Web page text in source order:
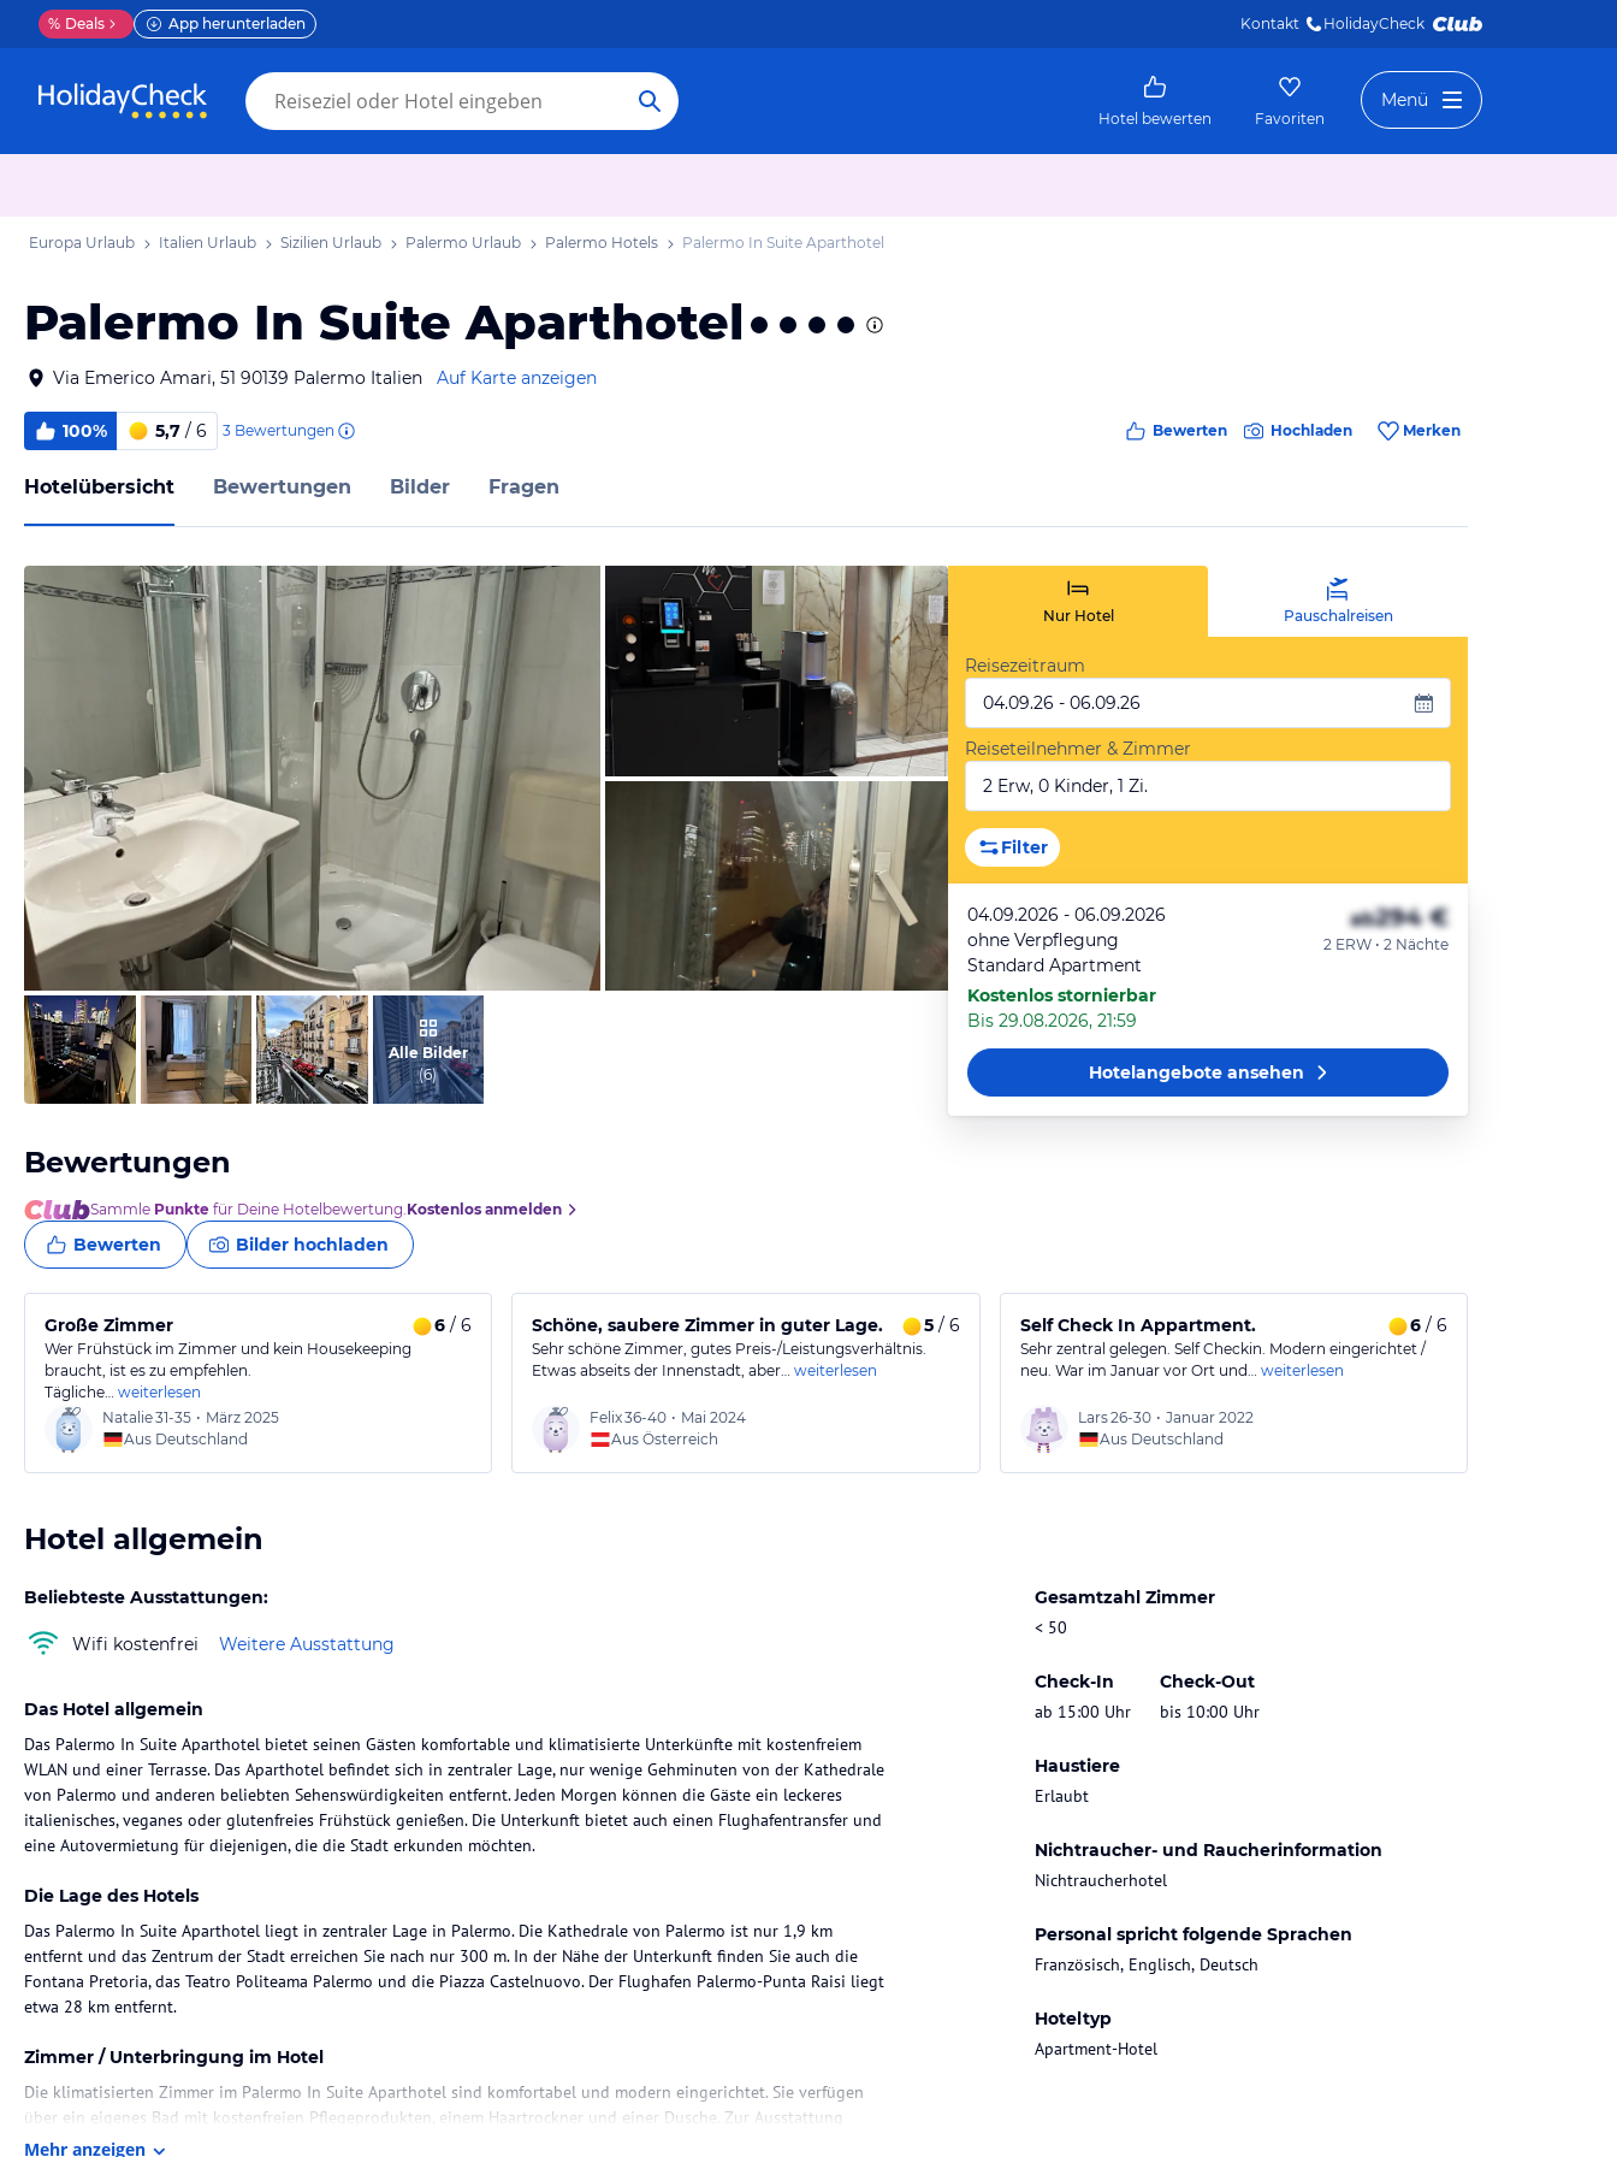
% Deals App herunterladen Kontakt HolidayCheck
Hotel bewerten Favoriten
Menü
Europa Urlaub Italien Urlaub Sizilien Urlaub Palermo Urlaub Palermo Hotels Palermo In Suite Aparthotel
Palermo In Suite Aparthotel
Via Emerico Amari, 51 90139 Palermo Italien Auf Karte anzeigen
100% 5,7 / 6 3 Bewertungen Bewerten Hochladen Merken
Hotelübersicht Bewertungen Bilder Fragen
von Nat, Februar 2025
von Nat, Februar 2025
Alle Bilder
(6)
Nur Hotel Pauschalreisen
Reisezeitraum
04.09.26 - 06.09.26
Reiseteilnehmer & Zimmer
2 Erw, 0 Kinder, 1 Zi.
Filter
04.09.2026 - 06.09.2026
ohne Verpflegung
Standard Apartment
Kostenlos stornierbar
Bis 29.08.2026, 21:59
ab294 €
2 ERW • 2 Nächte
Hotelangeboteansehen
Bewertungen
Sammle Punkte für Deine Hotelbewertung.Kostenlos anmelden
Bewerten Bilder hochladen
Große Zimmer 6 / 6
Wer Frühstück im Zimmer und kein Housekeeping
braucht, ist es zu empfehlen.
Tägliche… weiterlesen
Natalie31-35 • März 2025
Aus Deutschland
Schöne, saubere Zimmer in guter Lage. 5/ 6
Sehr schöne Zimmer, gutes Preis-/Leistungsverhältnis.
Etwas abseits der Innenstadt, aber… weiterlesen
Felix36-40 • Mai 2024
Aus Österreich
Self Check In Appartment. 6/ 6
Sehr zentral gelegen. Self Checkin. Modern eingerichtet /
neu. War im Januar vor Ort und… weiterlesen
Lars26-30 • Januar 2022
Aus Deutschland
Hotel allgemein
Beliebteste Ausstattungen:
Wifi kostenfrei Weitere Ausstattung
Gesamtzahl Zimmer
< 50
Check-In
ab 15:00 Uhr
Check-Out
bis 10:00 Uhr
Haustiere
Erlaubt
Nichtraucher- und Raucherinformation
Nichtraucherhotel
Personal spricht folgende Sprachen
Französisch, Englisch, Deutsch
Hoteltyp
Apartment-Hotel
Das Hotel allgemein
Das Palermo In Suite Aparthotel bietet seinen Gästen komfortable und klimatisierte Unterkünfte mit kostenfreiem
WLAN und einer Terrasse. Das Aparthotel befindet sich in zentraler Lage, nur wenige Gehminuten von der Kathedrale
von Palermo und anderen beliebten Sehenswürdigkeiten entfernt. Jeden Morgen können die Gäste ein leckeres
italienisches, veganes oder glutenfreies Frühstück genießen. Die Unterkunft bietet auch einen Flughafentransfer und
eine Autovermietung für diejenigen, die die Stadt erkunden möchten.
Die Lage des Hotels
Das Palermo In Suite Aparthotel liegt in zentraler Lage in Palermo. Die Kathedrale von Palermo ist nur 1,9 km
entfernt und das Zentrum der Stadt erreichen Sie nach nur 300 m. In der Nähe der Unterkunft finden Sie auch die
Fontana Pretoria, das Teatro Politeama Palermo und die Piazza Castelnuovo. Der Flughafen Palermo-Punta Raisi liegt
etwa 28 km entfernt.
Zimmer / Unterbringung im Hotel
Die klimatisierten Zimmer im Palermo In Suite Aparthotel sind komfortabel und modern eingerichtet. Sie verfügen
über ein eigenes Bad mit kostenfreien Pflegeprodukten, einem Haartrockner und einer Dusche. Zur Ausstattung
gehören auch ein Flachbild-TV, eine Minibar, ein Kühlschrank, eine Kaffeemaschine und ein Wasserkocher. Kostenloses
Mehr anzeigen